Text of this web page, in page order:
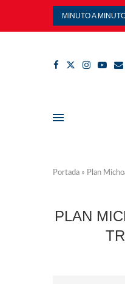
MINUTO A
Portada » Plan
PLAN